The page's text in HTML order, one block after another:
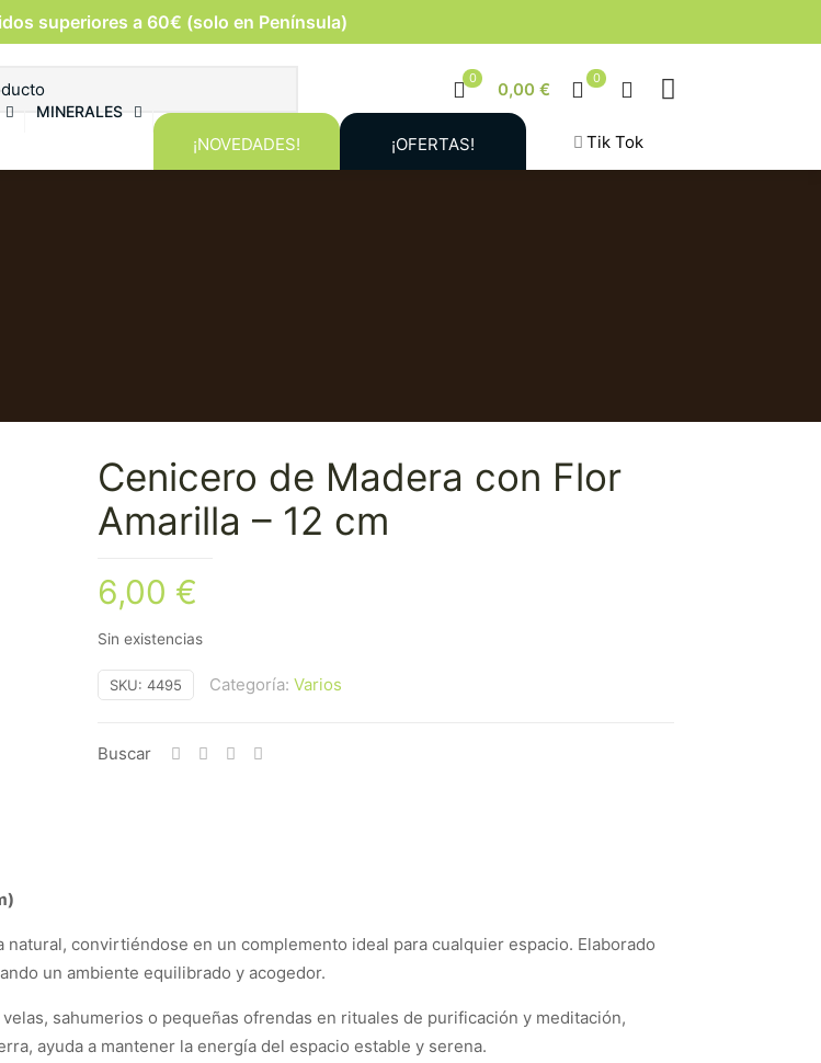
superiores a 60€ (solo en Península)
0
0,00 €
0
MINERALES
¡NOVEDADES! ¡OFERTAS! Tik Tok
Cenicero de Madera con Flor
Amarilla – 12 cm
6,00 €
Sin existencias
SKU: 4495 Categoría: Varios
Buscar
convirtiéndose en un complemento ideal para cualquier espacio. Elaborado
un ambiente equilibrado y acogedor.
sahumerios o pequeñas ofrendas en rituales de purificación y meditación,
ayuda a mantener la energía del espacio estable y serena.